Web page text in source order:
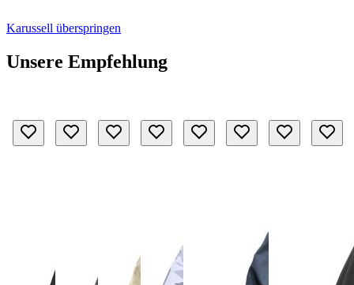
Karussell überspringen
Unsere Empfehlung